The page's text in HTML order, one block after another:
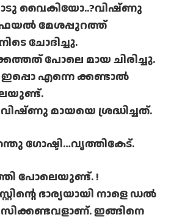
വൈകിയോ..?വിഷ്ണു
ഫയല്‍ മേശപ്പുറത്ത്
ചോദിച്ചു.
പോലെ മായ ചിരിച്ചു.
എന്നെ ക്കണ്ടാല്‍
മായയെ ശ്രദ്ധിച്ചത്.
ഗോഷ്ടി…വൃത്തികേട്.
പോലെയുണ്ട്. !
ഭാര്യയായി നാളെ ഡല്‍
ഇങ്ങിനെ